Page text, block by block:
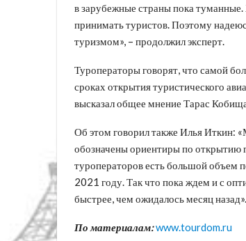
в зарубежные страны пока
принимать туристов. Поэтому
туризмом», – продолжил эксперт.
Туроператоры говорят, что самой
сроках открытия туристического
высказал общее мнение Тарас
Об этом говорил также Илья Иткин:
обозначены ориентиры по открытию
туроператоров есть большой объем
2021 году. Так что пока ждем и с
быстрее, чем ожидалось месяц назад».
По материалам:www.tourdom.ru